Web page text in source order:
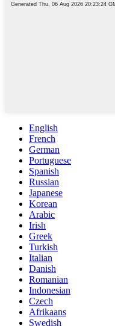
English
French
German
Portuguese
Spanish
Russian
Japanese
Korean
Arabic
Irish
Greek
Turkish
Italian
Danish
Romanian
Indonesian
Czech
Afrikaans
Swedish